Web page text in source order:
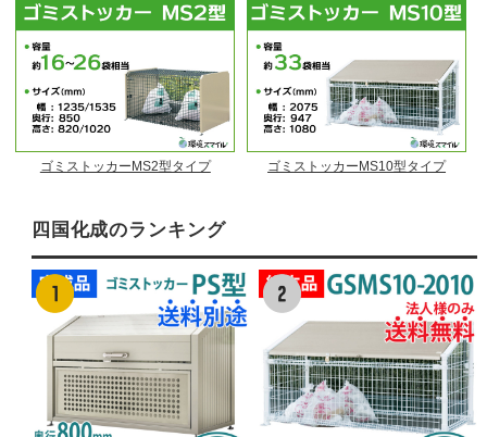
ゴミストッカーMS2型タイプ ゴミストッカーMS10型タイプ
四国化成のランキング